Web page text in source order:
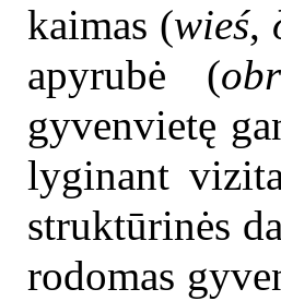
kaimas (wieś,
apyrubė (
gyvenvietę
lyginant
struktūrinės
rodomas